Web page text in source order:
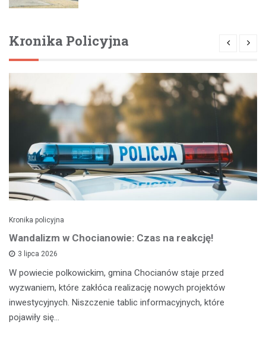
Kronika Policyjna
Kronika policyjna
Wandalizm w Chocianowie: Czas na reakcję!
3 lipca 2026
W powiecie polkowickim, gmina Chocianów staje przed
wyzwaniem, które zakłóca realizację nowych projektów
inwestycyjnych. Niszczenie tablic informacyjnych, które
pojawiły się…